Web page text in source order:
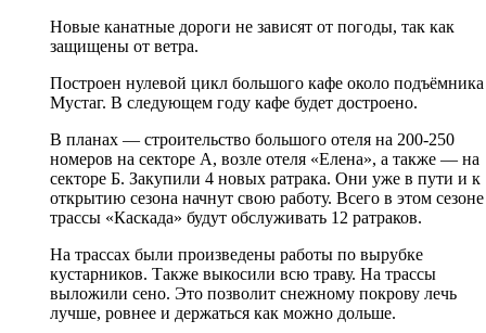
Новые канатные дороги не зависят от погоды, так как
защищены от ветра.
Построен нулевой цикл большого кафе около подъёмника
Мустаг. В следующем году кафе будет достроено.
В планах — строительство большого отеля на 200-250
номеров на секторе А, возле отеля «Елена», а также — на
секторе Б. Закупили 4 новых ратрака. Они уже в пути и к
открытию сезона начнут свою работу. Всего в этом сезоне
трассы «Каскада» будут обслуживать 12 ратраков.
На трассах были произведены работы по вырубке
кустарников. Также выкосили всю траву. На трассы
выложили сено. Это позволит снежному покрову лечь
лучше, ровнее и держаться как можно дольше.